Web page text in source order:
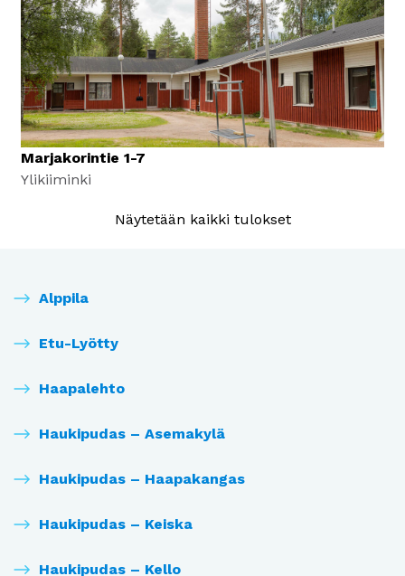
Marjakorintie 1-7
Ylikiiminki
Näytetään kaikki tulokset
Alppila
Etu-Lyötty
Haapalehto
Haukipudas – Asemakylä
Haukipudas – Haapakangas
Haukipudas – Keiska
Haukipudas – Kello